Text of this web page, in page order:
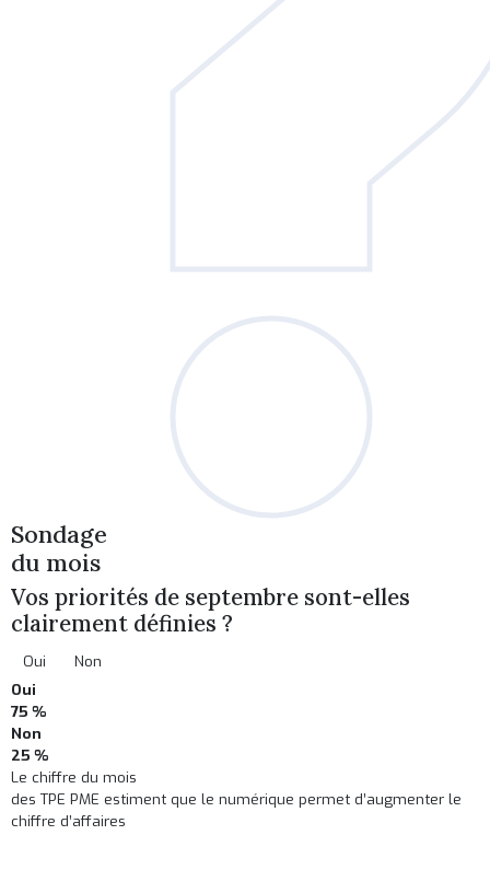
Sondage
du mois
Vos priorités de septembre sont-elles
clairement définies ?
Oui
Non
Oui
75 %
Non
25 %
Le chiffre du mois
des TPE PME estiment que le numérique permet d’augmenter le
chiffre d’affaires